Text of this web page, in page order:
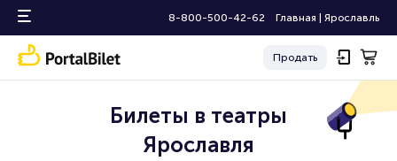
8-800-500-42-62 Главная Ярославль
Продать
Билеты в театры
Ярославля